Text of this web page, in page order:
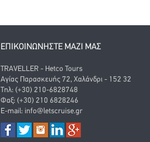
ΕΠΙΚΟΙΝΩΝΗΣΤΕ ΜΑΖΙ ΜΑΣ
TRAVELLER - Hetco Tours
Αγίας Παρασκευής 72, Χαλάνδρι - 152 32
Τηλ: (+30) 210-6828748
Φαξ: (+30) 210 6828246
E-mail: info@letscruise.gr